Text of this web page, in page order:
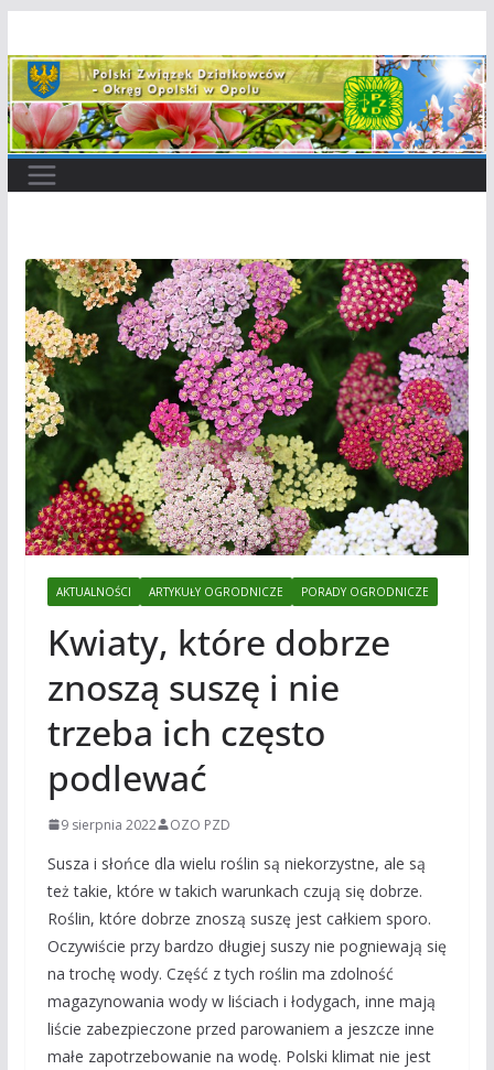
do
treści
AKTUALNOŚCI ARTYKUŁY OGRODNICZE PORADY OGRODNICZE
Kwiaty, które dobrze
znoszą suszę i nie
trzeba ich często
podlewać
9 sierpnia 2022 OZO PZD
Susza i słońce dla wielu roślin są niekorzystne, ale są
też takie, które w takich warunkach czują się dobrze.
Roślin, które dobrze znoszą suszę jest całkiem sporo.
Oczywiście przy bardzo długiej suszy nie pogniewają się
na trochę wody. Część z tych roślin ma zdolność
magazynowania wody w liściach i łodygach, inne mają
liście zabezpieczone przed parowaniem a jeszcze inne
małe zapotrzebowanie na wodę. Polski klimat nie jest